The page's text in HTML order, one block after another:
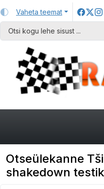
Vaheta teemat
Otseülekanne
shakedown